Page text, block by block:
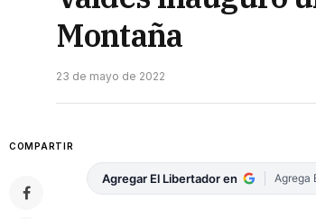
Montaña
23 de mayo de 2022
COMPARTIR
Agregar El Libertador en Agrega